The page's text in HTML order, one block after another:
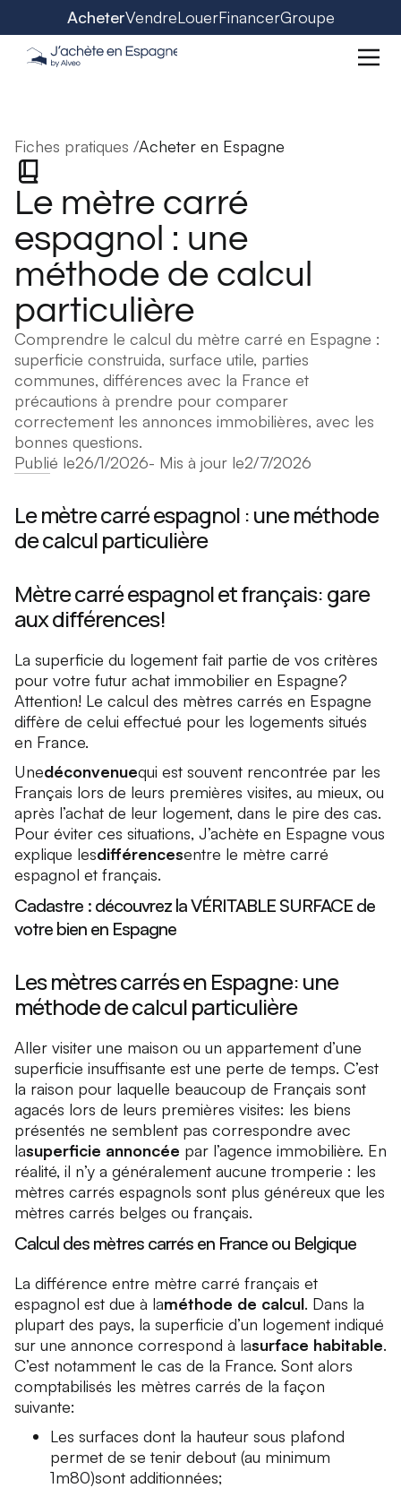
AcheterVendreLouerFinancerGroupe
Fiches pratiques /Acheter en Espagne
Le mètre carré
espagnol : une
méthode de calcul
particulière
Comprendre le calcul du mètre carré en Espagne :
superficie construida, surface utile, parties
communes, différences avec la France et
précautions à prendre pour comparer
correctement les annonces immobilières, avec les
bonnes questions.
Publié le26/1/2026- Mis à jour le2/7/2026
Le mètre carré espagnol : une méthode
de calcul particulière
Mètre carré espagnol et français: gare
aux différences!
La superficie du logement fait partie de vos critères
pour votre futur achat immobilier en Espagne?
Attention! Le calcul des mètres carrés en Espagne
diffère de celui effectué pour les logements situés
en France.
Unedéconvenuequi est souvent rencontrée par les
Français lors de leurs premières visites, au mieux, ou
après l’achat de leur logement, dans le pire des cas.
Pour éviter ces situations, J’achète en Espagne vous
explique lesdifférencesentre le mètre carré
espagnol et français.
Cadastre : découvrez la VÉRITABLE SURFACE de
votre bien en Espagne
Les mètres carrés en Espagne: une
méthode de calcul particulière
Aller visiter une maison ou un appartement d’une
superficie insuffisante est une perte de temps. C’est
la raison pour laquelle beaucoup de Français sont
agacés lors de leurs premières visites: les biens
présentés ne semblent pas correspondre avec
lasuperficie annoncée par l’agence immobilière. En
réalité, il n’y a généralement aucune tromperie : les
mètres carrés espagnols sont plus généreux que les
mètres carrés belges ou français.
Calcul des mètres carrés en France ou Belgique
La différence entre mètre carré français et
espagnol est due à laméthode de calcul. Dans la
plupart des pays, la superficie d’un logement indiqué
sur une annonce correspond à lasurface habitable.
C’est notamment le cas de la France. Sont alors
comptabilisés les mètres carrés de la façon
suivante:
Les surfaces dont la hauteur sous plafond
permet de se tenir debout (au minimum
1m80)sont additionnées;